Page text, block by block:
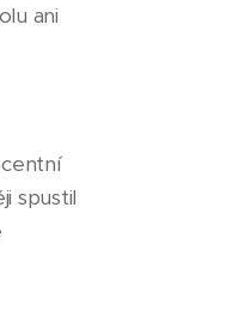
ani
spustil